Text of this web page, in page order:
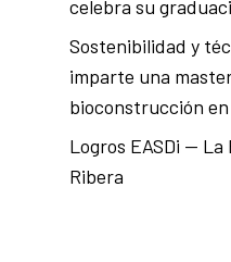
celebra su
Sostenibilidad y
imparte una
bioconstrucción en
Logros EASDi — La
Ribera